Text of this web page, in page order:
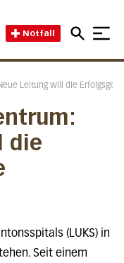
Notfall
Leitung will die
die
(LUKS) in
Seit einem